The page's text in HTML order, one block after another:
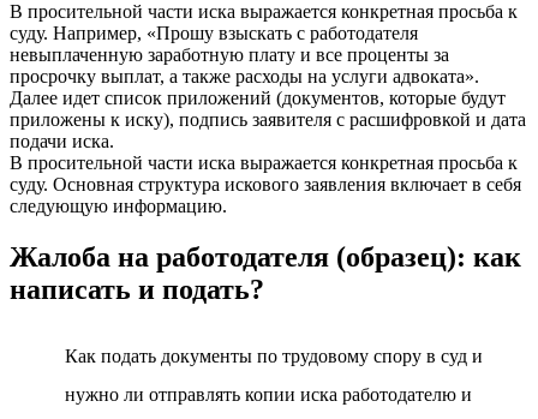
В просительной части иска выражается конкретная просьба к
суду. Например, «Прошу взыскать с работодателя
невыплаченную заработную плату и все проценты за
просрочку выплат, а также расходы на услуги адвоката».
Далее идет список приложений (документов, которые будут
приложены к иску), подпись заявителя с расшифровкой и дата
подачи иска.
В просительной части иска выражается конкретная просьба к
суду. Основная структура искового заявления включает в себя
следующую информацию.
Жалоба на работодателя (образец): как
написать и подать?
Как подать документы по трудовому спору в суд и
нужно ли отправлять копии иска работодателю и